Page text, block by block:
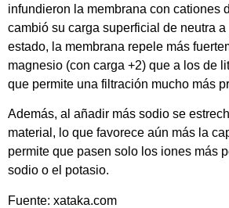
infundieron la membrana con cationes
cambió su carga superficial de neutra
estado, la membrana repele más
magnesio (con carga +2) que a los de
que permite una filtración mucho más
Además, al añadir más sodio se
material, lo que favorece aún más la
permite que pasen solo los iones más
sodio o el potasio.
Fuente: xataka.com